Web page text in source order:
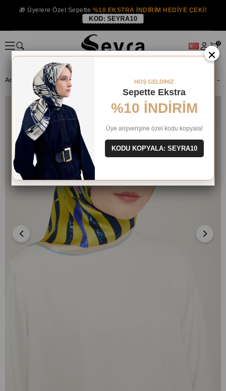
🎁 Üyelere Özel Sepette %10 EKSTRA İNDİRİM HEDİYE ÇEKİ!
KOD: SEYRA10
0
Anasayfa İPEK EŞARP Armine İpek 2024 Yaz
×
HOŞ GELDİNİZ
Sepette Ekstra
%10 İNDİRİM
Üye alışverişine özel kodu kopyala!
KODU KOPYALA: SEYRA10